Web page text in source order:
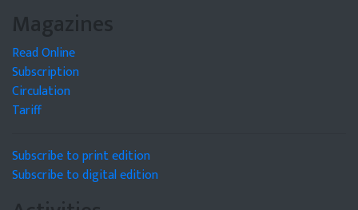
Magazines
Read Online
Subscription
Circulation
Tariff
Subscribe to print edition
Subscribe to digital edition